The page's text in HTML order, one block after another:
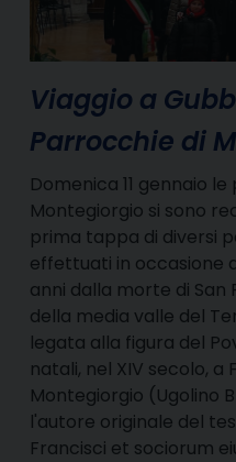
Viaggio a
Parrocchie di
Domenica 11 gennaio
Montegiorgio si sono
prima tappa di diversi
effettuati in occasione
anni dalla morte di San
della media valle del
legata alla figura del
natali, nel XIV secolo, a
Montegiorgio (Ugolino
l'autore originale del
Francisci et sociorum